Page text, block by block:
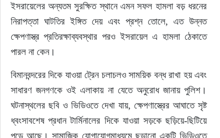
ইসরায়েলের অন্যতম সুরক্ষিত স্থানে এমন সফল হামলা বড় ধরনের
নিরাপত্তা ঘাটতির ইঙ্গিত দেয় এবং প্রশ্ন তোলে, এত উন্নত
ক্ষেপণাস্ত্র প্রতিরক্ষাব্যবস্থার পরও ইসরায়েল এ হামলা ঠেকাতে
পারল না কেন।
বিমানবন্দরের দিকে যাওয়া ট্রেন চলাচলও সাময়িক বন্ধ রাখা হয় এবং
সাধারণ জনগণকে ওই এলাকায় না যেতে অনুরোধ জানায় পুলিশ।
ঘটনাস্থলের ছবি ও ভিডিওতে দেখা যায়, ক্ষেপণাস্ত্রের আঘাতে সৃষ্ট
ধ্বংসাবশেষ প্রধান টার্মিনালের দিকে যাওয়া সড়কে ছড়িয়ে-ছিটিয়ে
পড়ে আছে। সামাজিক যোগাযোগমাধ্যমে ছড়ানো একটি ভিডিওতে